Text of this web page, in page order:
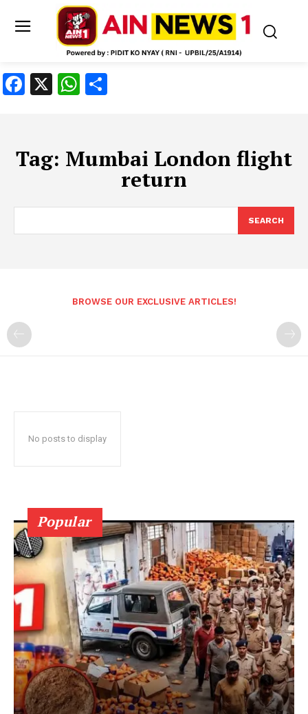
Facebook
X WhatsApp
Tag: Mumbai London flight
return
SEARCH
BROWSE OUR EXCLUSIVE ARTICLES!
No posts to display
Popular